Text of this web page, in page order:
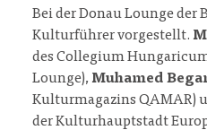
Bei der Donau Lounge der
Kulturführer vorgestellt.
des Collegium
Lounge),Muhamed
Kulturmagazins QAMAR)
der Kulturhauptstadt